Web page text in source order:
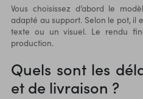
Vous choisissez d’abord le
adapté au support. Selon le pot, il
texte ou un visuel. Le rendu
production.
Quels sont les
et de livraison ?